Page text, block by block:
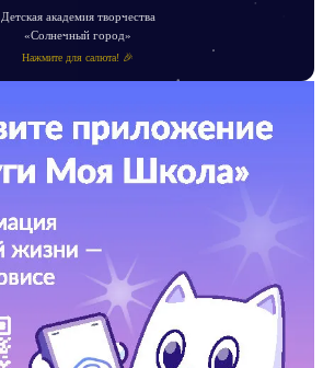
Детская академия творчества
«Солнечный город»
Нажмите для салюта! 🎉